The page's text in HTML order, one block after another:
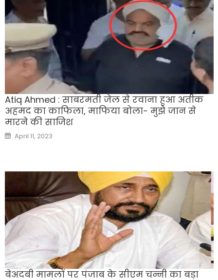
Atiq Ahmed : साबरमती जेल से रवाना हुआ अतीक
अहमद का काफिला, माफिया बोला- मुझे जान से
मारने की साजिश
Posted
on
April 11, 2023
बेअदबी मामलों पर पंजाब के सीएम चन्नी का बड़ा